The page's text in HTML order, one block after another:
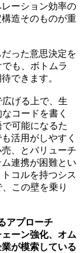
ーション効率の
造そのものが重
った意思決定を
も、ボトムラ
できます。
げる上で、生
コードを書く
可能になるた
活用がしやすく
、とバリューチ
連携が困難とい
コルを持つシス
この壁を乗り
アプローチ
ーン強化、オム
が模索している